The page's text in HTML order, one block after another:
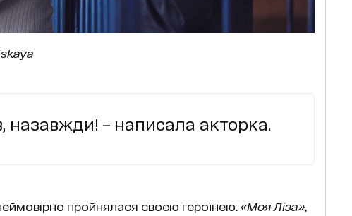
назавжди! – написала акторка.
пройнялася своєю героїнею. «Моя Ліза»,